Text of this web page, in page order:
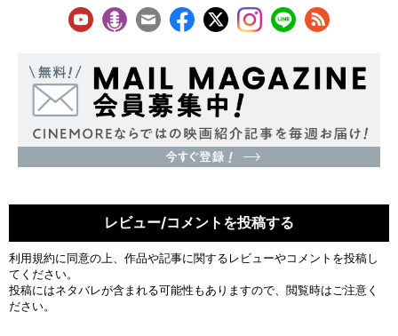
レビュー/コメントを投稿する
利用規約に同意の上、作品や記事に関するレビューやコメントを投稿し
てください。
投稿にはネタバレが含まれる可能性もありますので、閲覧時はご注意く
ださい。